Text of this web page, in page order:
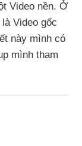
Video nền. Ở
Video gốc
này mình có
mình tham